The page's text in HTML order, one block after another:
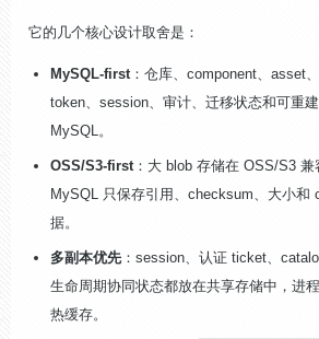
它的几个核心设计取舍是：
MySQL-first ：仓库、component、asset
token、session、审计、迁移状态和可重
MySQL。
OSS/S3-first ：大 blob 存储在 OSS/S3 兼
MySQL 只保存引用、checksum、大小和
据。
多副本优先 ：session、认证 ticket、
生命周期协同状态都放在共享存储中，进
热缓存。